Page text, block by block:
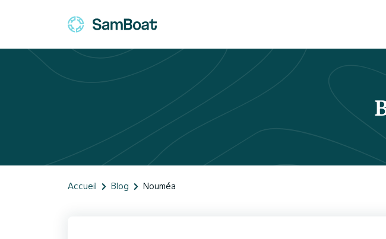
Accueil Blog Nouméa